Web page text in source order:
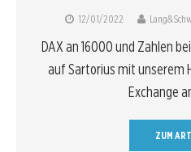
12/01/2022
DAX an 16000 und Zahlen
auf Sartorius mit unserem
Exchange
ZUM